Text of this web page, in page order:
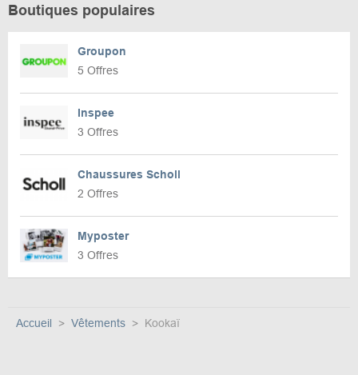
Boutiques populaires
Groupon
5 Offres
Inspee
3 Offres
Chaussures Scholl
2 Offres
Myposter
3 Offres
Accueil Vêtements Kookaï